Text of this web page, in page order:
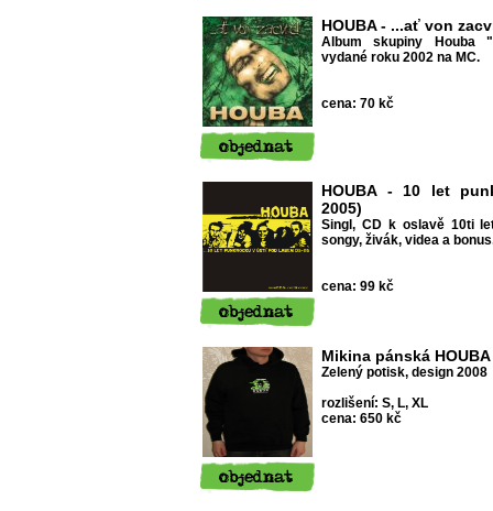
HOUBA - ...ať von
Album skupiny Houba
vydané roku 2002 na MC.
cena: 70 kč
HOUBA - 10 let
2005)
Singl, CD k oslavě 10ti
songy, živák, videa a
cena: 99 kč
Mikina pánská HOUBA
Zelený potisk, design 2008
rozlišení: S, L, XL
cena: 650 kč